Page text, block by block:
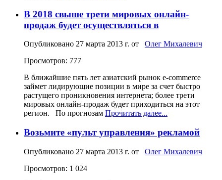
В 2018 свыше трети мировых онлайн-
продаж будет осуществляться в
Опубликовано 27 марта 2013 г. от Олег Михалевич
Просмотров: 777
В ближайшие пять лет азиатский рынок e-commerce
займет лидирующие позиции в мире за счет быстро
растущего проникновения интернета; более трети
мировых онлайн-продаж будет приходиться на этот
регион. По прогнозам Прочитать далее...
Возьмите «пульт управления» рекламой
Опубликовано 27 марта 2013 г. от Олег Михалевич
Просмотров: 1 024